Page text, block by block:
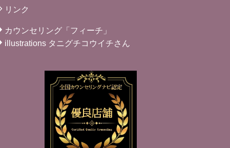
リンク
カウンセリング「フィーチ」
illustrations タニグチコウイチさん